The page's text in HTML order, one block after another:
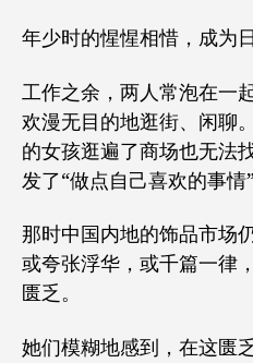
年少时的惺惺相惜，成为
工作之余，两人常泡在一
欢漫无目的地逛街、闲聊
的女孩逛遍了商场也无法
发了“做点自己喜欢的事情”
那时中国内地的饰品市场
或夸张浮华，或千篇一律
匮乏。
她们模糊地感到，在这匮